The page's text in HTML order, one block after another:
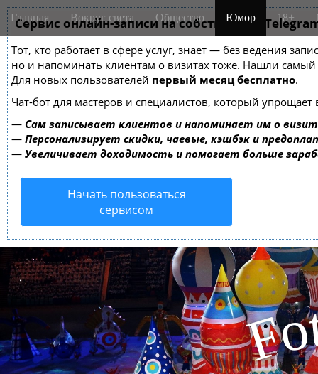
Сервис онлайн-записи на собственном
Тот, кто работает в сфере услуг, знает — без ведения
но и напоминать клиентам о визитах тоже. Нашли
Для новых пользователей первый месяц бесплатно.
Чат-бот для мастеров и специалистов, который упрощает
— Сам записывает клиентов и напоминает им о
— Персонализирует скидки, чаевые, кэшбэк и
— Увеличивает доходимость и помогает больше
Начать пользоваться
сервисом
M
a
n
m
e
n
u
i
Главная Вокруг света Общество Юмор 18+
Fo